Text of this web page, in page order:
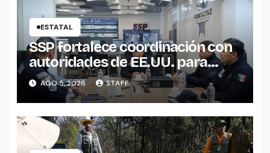
ESTATAL
SSP fortalece coordinación con
autoridades de EE.UU. para
reforzar seguridad en la región
aguacatera
AGO 5, 2026 STAFF